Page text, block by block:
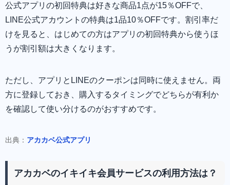
公式アプリの初回特典は好きな商品1点が15％OFFで、
LINE公式アカウントの特典は1品10％OFFです。割引率だ
けを見ると、はじめての方はアプリの初回特典から使うほ
うが割引額は大きくなります。
ただし、アプリとLINEのクーポンは同時に使えません。両
方に登録しておき、購入するタイミングでどちらが有利か
を確認して使い分けるのがおすすめです。
出典： アカカベ公式アプリ
アカカベのイキイキ会員サービスの利用方法は？